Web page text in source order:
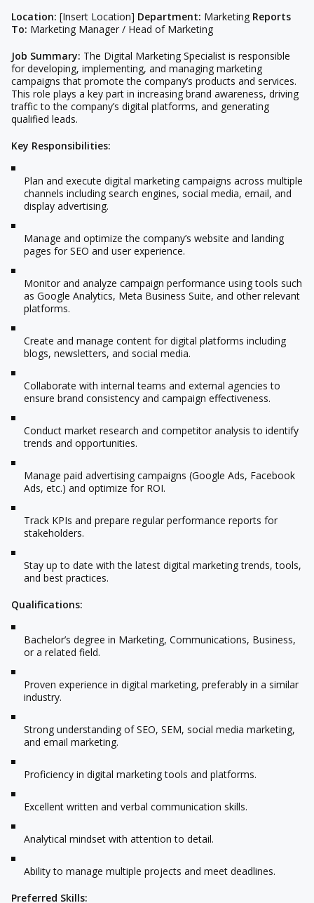
Location: [Insert Location] Department: Marketing Reports
To: Marketing Manager / Head of Marketing
Job Summary: The Digital Marketing Specialist is responsible
for developing, implementing, and managing marketing
campaigns that promote the company’s products and services.
This role plays a key part in increasing brand awareness, driving
traffic to the company’s digital platforms, and generating
qualified leads.
Key Responsibilities:
Plan and execute digital marketing campaigns across multiple
channels including search engines, social media, email, and
display advertising.
Manage and optimize the company’s website and landing
pages for SEO and user experience.
Monitor and analyze campaign performance using tools such
as Google Analytics, Meta Business Suite, and other relevant
platforms.
Create and manage content for digital platforms including
blogs, newsletters, and social media.
Collaborate with internal teams and external agencies to
ensure brand consistency and campaign effectiveness.
Conduct market research and competitor analysis to identify
trends and opportunities.
Manage paid advertising campaigns (Google Ads, Facebook
Ads, etc.) and optimize for ROI.
Track KPIs and prepare regular performance reports for
stakeholders.
Stay up to date with the latest digital marketing trends, tools,
and best practices.
Qualifications:
Bachelor’s degree in Marketing, Communications, Business,
or a related field.
Proven experience in digital marketing, preferably in a similar
industry.
Strong understanding of SEO, SEM, social media marketing,
and email marketing.
Proficiency in digital marketing tools and platforms.
Excellent written and verbal communication skills.
Analytical mindset with attention to detail.
Ability to manage multiple projects and meet deadlines.
Preferred Skills: